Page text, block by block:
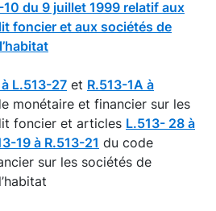
10 du 9 juillet 1999 relatif aux
foncier et aux sociétés de
L.513-27 et R.513-1A à
monétaire et financier sur les
foncier et articles L.513- 28 à
19 à R.513-21 du code
sur les sociétés de